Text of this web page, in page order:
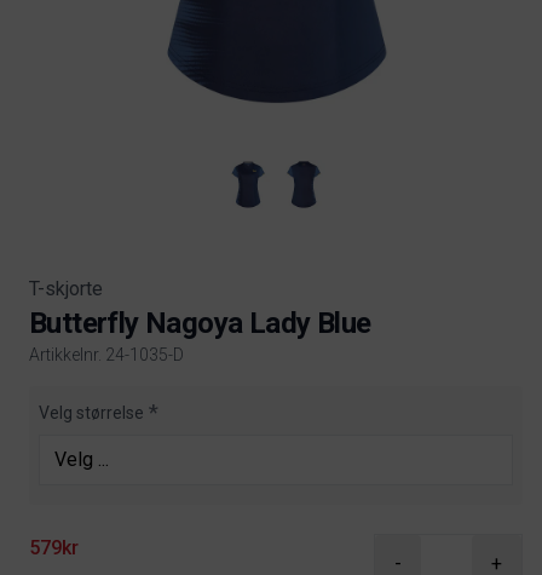
T-skjorte
Butterfly Nagoya Lady Blue
Artikkelnr. 24-1035-D
Product information
Velg størrelse
579kr
- +